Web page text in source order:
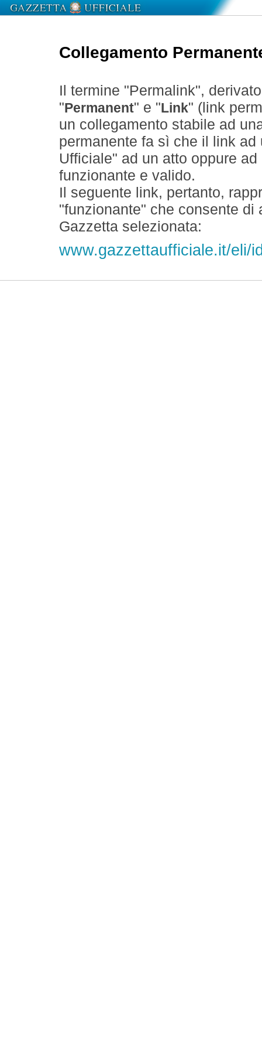
Collegamento
Il termine "Permalink",
" Permanent" e " Link" (link
un collegamento stabile ad
permanente fa sì che il link
Ufficiale" ad un atto oppure
funzionante e valido.
Il seguente link, pertanto,
"funzionante" che consente
Gazzetta selezionata:
www.gazzettaufficiale.it/eli/